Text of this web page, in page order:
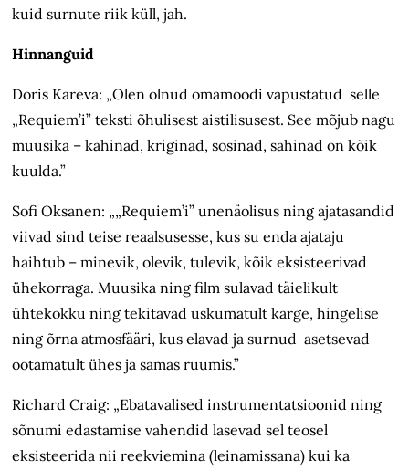
kuid surnute riik küll, jah.
Hinnanguid
Doris Kareva: „Olen olnud omamoodi vapustatud selle
„Requiem’i” teksti õhulisest aistilisusest. See mõjub nagu
muusika – kahinad, kriginad, sosinad, sahinad on kõik
kuulda.”
Sofi Oksanen: „„Requiem’i” unenäolisus ning ajatasandid
viivad sind teise reaalsusesse, kus su enda ajataju
haihtub – minevik, olevik, tulevik, kõik eksisteerivad
ühekorraga. Muusika ning film sulavad täielikult
ühtekokku ning tekitavad uskumatult karge, hingelise
ning õrna atmosfääri, kus elavad ja surnud asetsevad
ootamatult ühes ja samas ruumis.”
Richard Craig: „Ebatavalised instrumentatsioonid ning
sõnumi edastamise vahendid lasevad sel teosel
eksisteerida nii reekviemina (leinamissana) kui ka